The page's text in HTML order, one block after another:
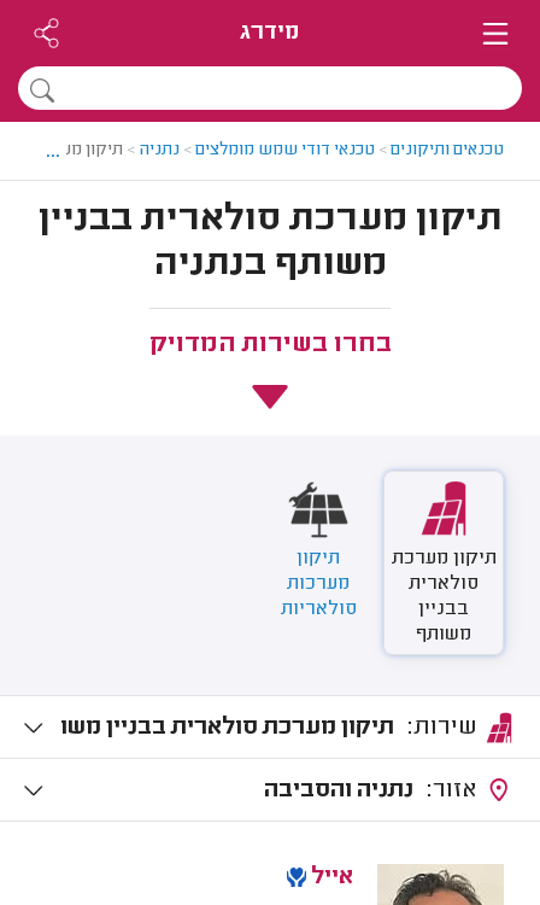
מידרג
טכנאים ותיקונים> טכנאי דודי שמש מומלצים> נתניה > תיקון מערכת
...
תיקון מערכת סולארית בבניין
משותף בנתניה
בחרו בשירות המדויק
תיקון מערכת
סולארית
בבניין
משותף
תיקון
מערכות
סולאריות
תיקון מערכת סולארית בבניין משו
תף
נתניה והסביבה
אייל